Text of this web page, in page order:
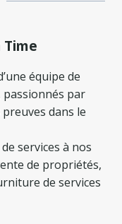
équipe de
par
dans le
services à nos
de propriétés,
de services